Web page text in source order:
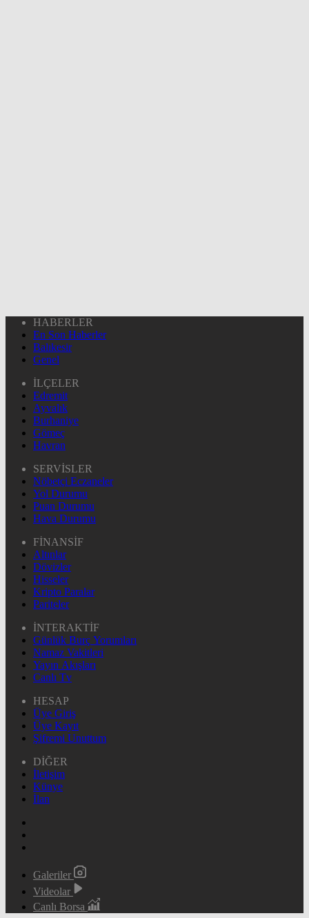
HABERLER
En Son Haberler
Balıkesir
Genel
İLÇELER
Edremit
Ayvalık
Burhaniye
Gömeç
Havran
SERVİSLER
Nöbetçi Eczaneler
Yol Durumu
Puan Durumu
Hava Durumu
FİNANSİF
Altınlar
Dövizler
Hisseler
Kripto Paralar
Pariteler
İNTERAKTİF
Günlük Burç Yorumları
Namaz Vakitleri
Yayın Akışları
Canlı Tv
HESAP
Üye Giriş
Üye Kayıt
Şifremi Unuttum
DİĞER
İletişim
Künye
İlan
Galeriler
Videolar
Canlı Borsa